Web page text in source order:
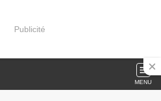
Publicité
MENU